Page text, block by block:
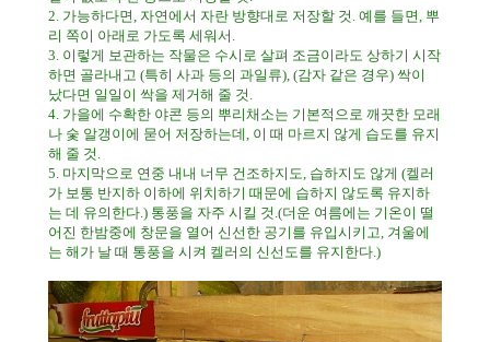
2. 가능하다면, 자연에서 자란 방향대로 저장할 것 . 예를 들면, 뿌
리 쪽이 아래로 가도록 세워서 .
3. 이렇게 보관하는 작물은 수시로 살펴 조금이라도 상하기 시작
하면 골라내고 (특히 사과 등의 과일류), (감자 같은 경우) 싹이
났다면 일일이 싹을 제거해 줄 것 .
4. 가을에 수확한 야콘 등의 뿌리채소는 기본적으로 깨끗한 모래
나 숯 알갱이에 묻어 저장하는데, 이 때 마르지 않게 습도를 유지
해 줄 것.
5. 마지막으로 연중 내내 너무 건조하지도, 습하지도 않게 (켈러
가 보통 반지하 이하에 위치하기 때문에 습하지 않도록 유지하
는 데 유의한다.) 통풍을 자주 시킬 것 .(더운 여름에는 기온이 떨
어진 한밤중에 창문을 열어 신선한 공기를 유입시키고, 겨울에
는 해가 날 때 통풍을 시켜 켈러의 신선도를 유지한다.)